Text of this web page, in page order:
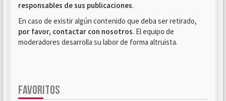
responsables de sus publicaciones.
En caso de existir algún contenido que deba ser retirado,
por favor, contactar con nosotros. El equipo de
moderadores desarrolla su labor de forma altruista.
FAVORITOS